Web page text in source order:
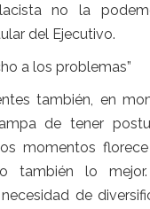
no la
del Ejecutivo.
a los problemas”
también, en
de tener
momentos
también lo
de